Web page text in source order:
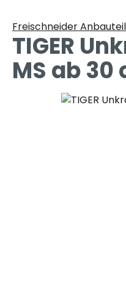
Freischneider
TIGER
MS ab 30
Bildergalerie